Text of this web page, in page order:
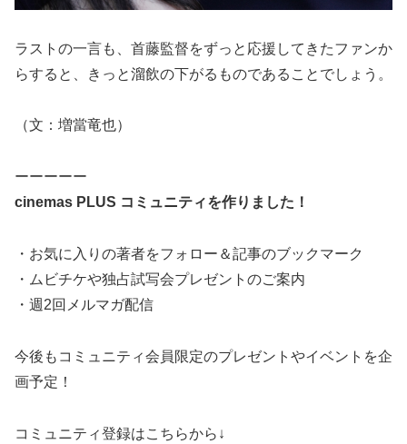
ラストの一言も、首藤監督をずっと応援してきたファンか
らすると、きっと溜飲の下がるものであることでしょう。
（文：増當竜也）
ーーーーー
cinemas PLUS コミュニティを作りました！
・お気に入りの著者をフォロー＆記事のブックマーク
・ムビチケや独占試写会プレゼントのご案内
・週2回メルマガ配信
今後もコミュニティ会員限定のプレゼントやイベントを企
画予定！
コミュニティ登録はこちらから↓